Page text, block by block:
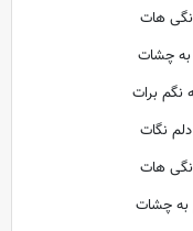
هات
به چشات
برات
نگات
هات
به چشات